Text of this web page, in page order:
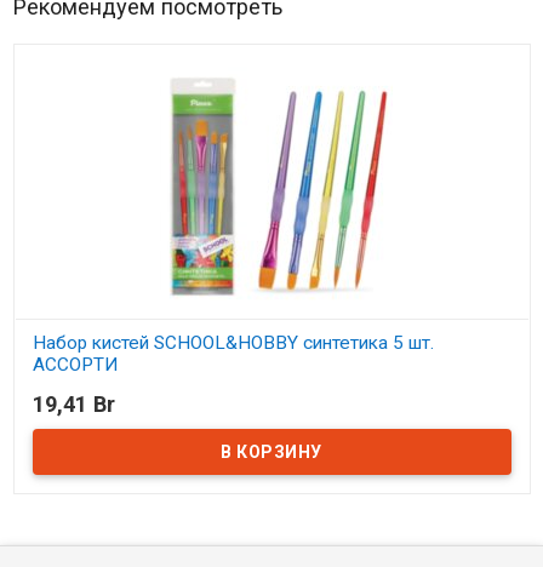
Рекомендуем посмотреть
Набор кистей SCHOOL&HOBBY синтетика 5 шт.
АССОРТИ
В наличии
19,41 Br